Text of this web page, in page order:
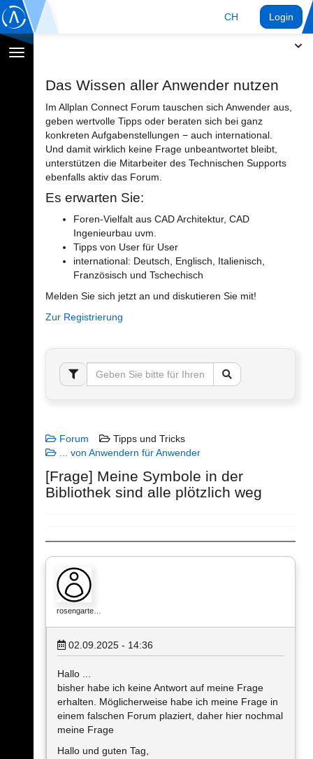
CH Login
Navigation
Das Wissen aller Anwender nutzen
Im Allplan Connect Forum tauschen sich Anwender aus,
geben wertvolle Tipps oder beraten sich bei ganz
konkreten Aufgabenstellungen − auch international.
Und damit wirklich keine Frage unbeantwortet bleibt,
unterstützen die Mitarbeiter des Technischen Supports
ebenfalls aktiv das Forum.
Es erwarten Sie:
Foren-Vielfalt aus CAD Architektur, CAD
Ingenieurbau uvm.
Tipps von User für User
international: Deutsch, Englisch, Italienisch,
Französisch und Tschechisch
Melden Sie sich jetzt an und diskutieren Sie mit!
Zur Registrierung
Forum
Tipps und Tricks
... von Anwendern für Anwender
[Frage] Meine Symbole in der
Bibliothek sind alle plötzlich weg
rosengarte…
02.09.2025 - 14:36
Hallo ...
bisher habe ich keine Antwort auf meine Frage
erhalten. Möglicherweise habe ich meine Frage in
einem falschen Forum plaziert, daher hier nochmal
meine Frage
Hallo und guten Tag,